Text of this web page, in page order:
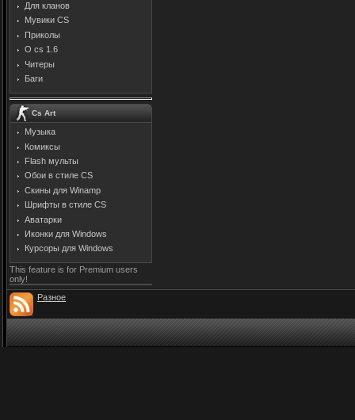
Для кланов
Мувики CS
Приколы
О cs 1.6
Читеры
Баги
Cs Art
Музыка
Комиксы
Flash мульты
Обои в стиле CS
Скины для Winamp
Шрифты в стиле CS
Аватарки
Иконки для Windows
Курсоры для Windows
This feature is for Premium users
only!
Разное